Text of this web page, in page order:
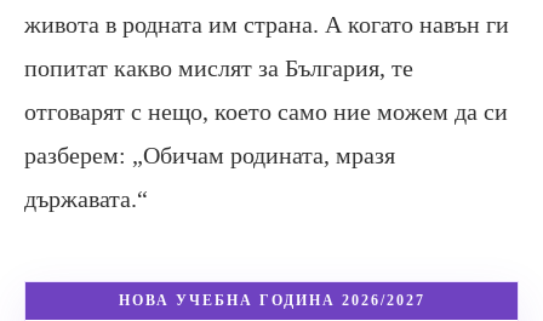
живота в родната им страна. А когато навън ги
попитат какво мислят за България, те
отговарят с нещо, което само ние можем да си
разберем: „Обичам родината, мразя
държавата.“
НОВА УЧЕБНА ГОДИНА 2026/2027